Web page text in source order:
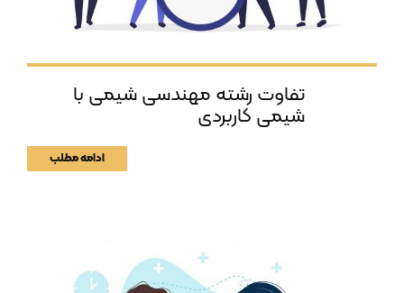
تفاوت رشته مهندسی شیمی با
شیمی کاربردی
ادامه مطلب